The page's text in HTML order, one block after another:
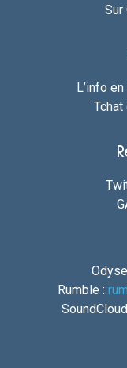
Sur
L’info
Tchat
Rumble :